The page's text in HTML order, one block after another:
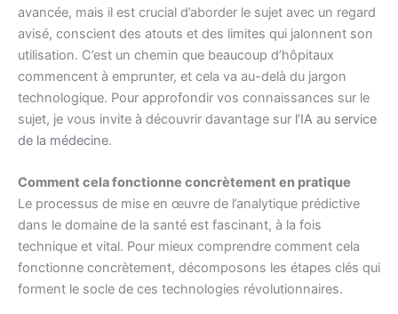
avancée, mais il est crucial d’aborder le sujet avec un regard
avisé, conscient des atouts et des limites qui jalonnent son
utilisation. C’est un chemin que beaucoup d’hôpitaux
commencent à emprunter, et cela va au-delà du jargon
technologique. Pour approfondir vos connaissances sur le
sujet, je vous invite à découvrir davantage sur l’IA au service
de la médecine.
Comment cela fonctionne concrètement en pratique
Le processus de mise en œuvre de l’analytique prédictive
dans le domaine de la santé est fascinant, à la fois
technique et vital. Pour mieux comprendre comment cela
fonctionne concrètement, décomposons les étapes clés qui
forment le socle de ces technologies révolutionnaires.